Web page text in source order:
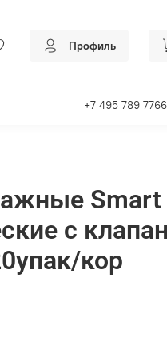
Профиль
+7 495 789 7766
Smart
с
кор